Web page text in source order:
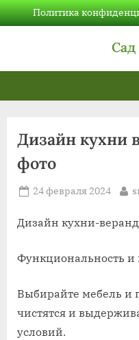
Skip
to
Политика
Сад
Дизайн кухни
фото
Posted
24 февраля 2024
Дизайн кухни-
Функциональность и
Выбирайте мебель и
чистятся и
условий.